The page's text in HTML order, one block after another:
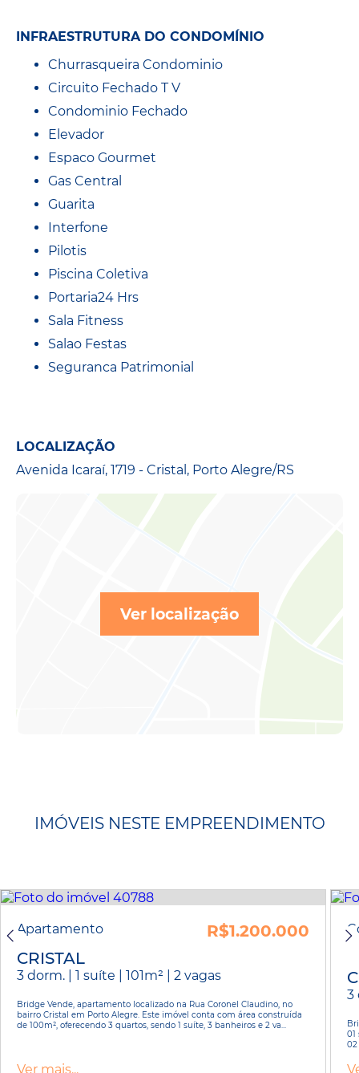
INFRAESTRUTURA DO CONDOMÍNIO
Churrasqueira Condominio
Circuito Fechado T V
Condominio Fechado
Elevador
Espaco Gourmet
Gas Central
Guarita
Interfone
Pilotis
Piscina Coletiva
Portaria24 Hrs
Sala Fitness
Salao Festas
Seguranca Patrimonial
LOCALIZAÇÃO
Avenida Icaraí, 1719 - Cristal, Porto Alegre/RS
Ver localização
IMÓVEIS NESTE EMPREENDIMENTO
Apartamento
R$1.200.000
CRISTAL
3 dorm. | 1 suíte | 101m² | 2 vagas
Bridge Vende, apartamento localizado na Rua Coronel Claudino, no
bairro Cristal em Porto Alegre. Este imóvel conta com área construída
de 100m², oferecendo 3 quartos, sendo 1 suíte, 3 banheiros e 2 va...
Ver mais...
3
01
02